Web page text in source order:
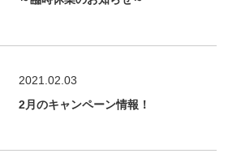
2021.02.03
2月のキャンペーン情報！